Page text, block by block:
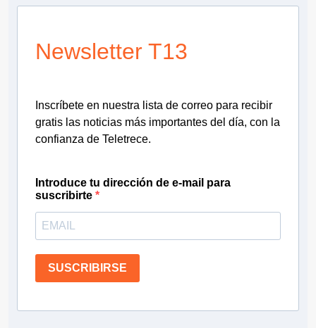
Newsletter T13
Inscríbete en nuestra lista de correo para recibir
gratis las noticias más importantes del día, con la
confianza de Teletrece.
Introduce tu dirección de e-mail para
suscribirte
SUSCRIBIRSE